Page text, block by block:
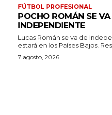
FÚTBOL PROFESIONAL
POCHO ROMÁN SE VA
INDEPENDIENTE
Lucas Román se va de
estará en
7 agosto, 2026